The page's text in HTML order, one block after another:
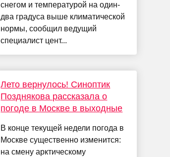
снегом и температурой на один-
два градуса выше климатической
нормы, сообщил ведущий
специалист цент...
Лето вернулось! Синоптик
Позднякова рассказала о
погоде в Москве в выходные
В конце текущей недели погода в
Москве существенно изменится:
на смену арктическому